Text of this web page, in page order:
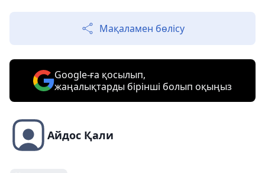
Мақаламен бөлісу
Google-ға қосылып,
жаңалықтарды бірінші болып оқыңыз
Айдос Қали